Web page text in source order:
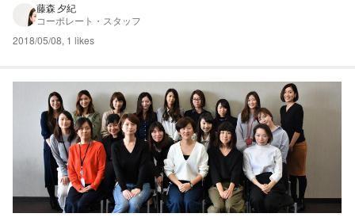
なっています。 また、キックオフでは半期で最も活躍したメンバーを
讃える全社表彰が行われ、受賞者の熱いスピーチに、毎回会場全体が...
藤森 夕紀
コーポレート・スタッフ
2018/05/08, 1 likes